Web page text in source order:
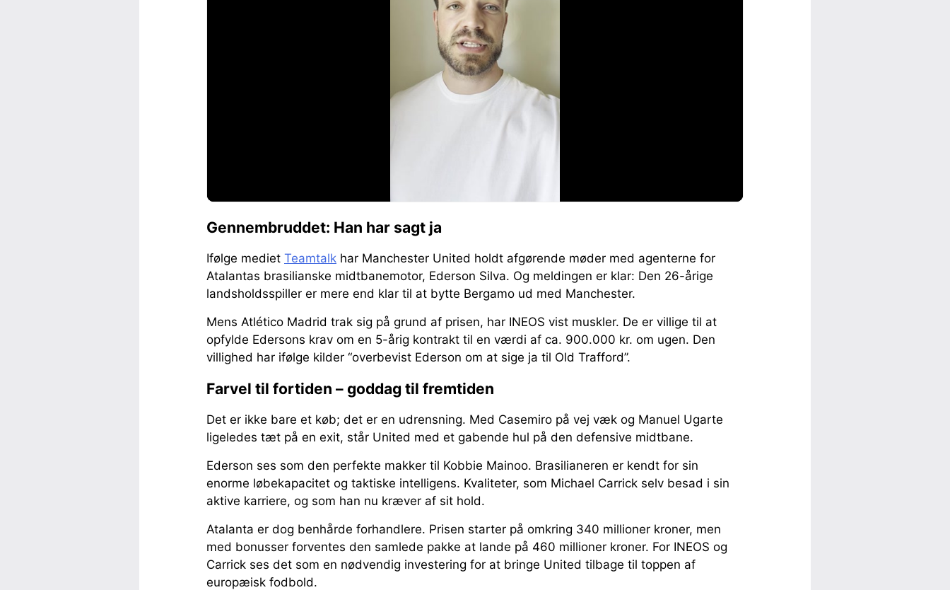
Gennembruddet: Han har sagt ja
Ifølge mediet Teamtalk har Manchester United holdt afgørende møder med agenterne for
Atalantas brasilianske midtbanemotor, Ederson Silva. Og meldingen er klar: Den 26-årige
landsholdsspiller er mere end klar til at bytte Bergamo ud med Manchester.
Mens Atlético Madrid trak sig på grund af prisen, har INEOS vist muskler. De er villige til at
opfylde Edersons krav om en 5-årig kontrakt til en værdi af ca. 900.000 kr. om ugen. Den
villighed har ifølge kilder “overbevist Ederson om at sige ja til Old Trafford”.
Farvel til fortiden – goddag til fremtiden
Det er ikke bare et køb; det er en udrensning. Med Casemiro på vej væk og Manuel Ugarte
ligeledes tæt på en exit, står United med et gabende hul på den defensive midtbane.
Ederson ses som den perfekte makker til Kobbie Mainoo. Brasilianeren er kendt for sin
enorme løbekapacitet og taktiske intelligens. Kvaliteter, som Michael Carrick selv besad i sin
aktive karriere, og som han nu kræver af sit hold.
Atalanta er dog benhårde forhandlere. Prisen starter på omkring 340 millioner kroner, men
med bonusser forventes den samlede pakke at lande på 460 millioner kroner. For INEOS og
Carrick ses det som en nødvendig investering for at bringe United tilbage til toppen af
europæisk fodbold.